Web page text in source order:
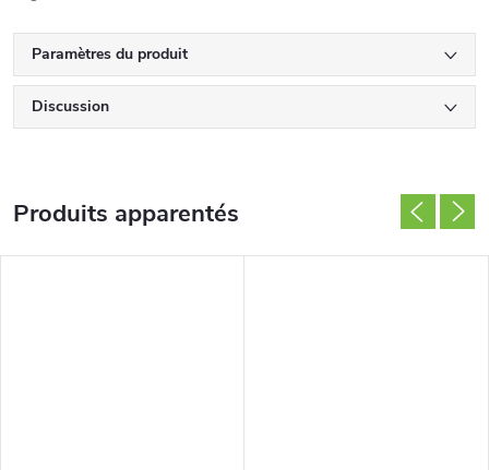
Paramètres du produit
Discussion
Produits apparentés